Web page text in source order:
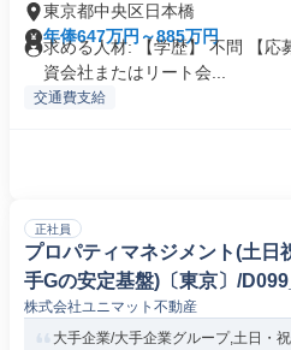
東京都中央区日本橋
年俸647万円～885万円
求める人材: 【学歴】 不問 【応
資会社またはリート会...
交通費支給
正社員
プロパティマネジメント(土日
手Gの安定基盤)〔東京〕/
株式会社ユニマット不動産
大手企業/大手企業グループ,土日・